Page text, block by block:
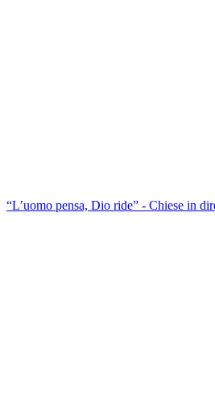
“L’uomo pensa, Dio ride” - Chiese in